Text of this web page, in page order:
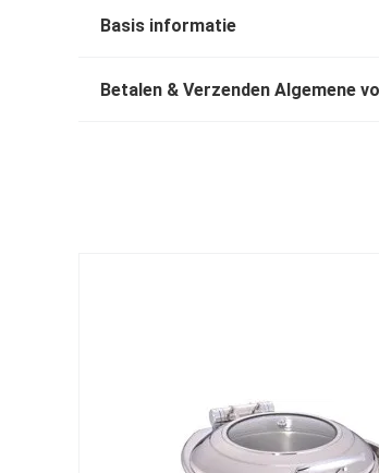
Basis informatie
Betalen & Verzenden Algemene